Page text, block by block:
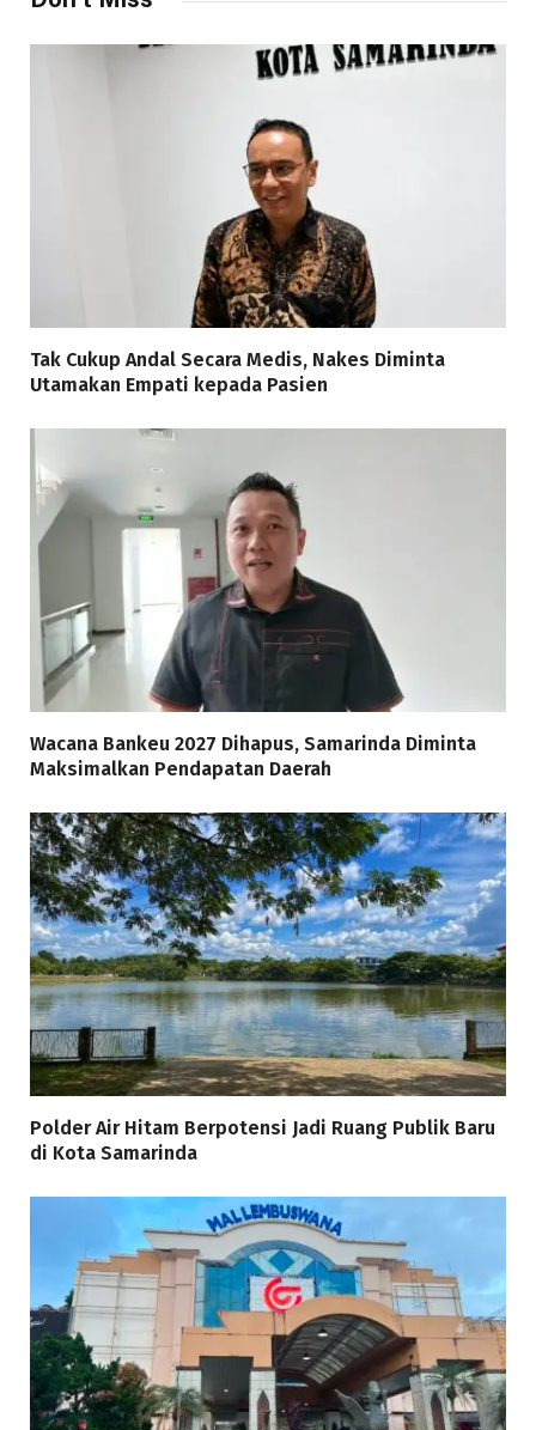
Tak Cukup Andal Secara Medis, Nakes Diminta
Utamakan Empati kepada Pasien
Wacana Bankeu 2027 Dihapus, Samarinda Diminta
Maksimalkan Pendapatan Daerah
Polder Air Hitam Berpotensi Jadi Ruang Publik Baru
di Kota Samarinda